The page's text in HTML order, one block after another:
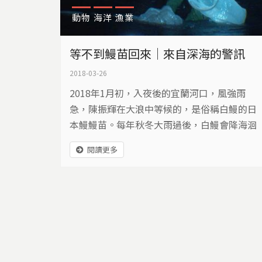
動物 海洋 漁業
等不到鰻苗回來｜來自深海的警訊
2018-03-26
2018年1月初，入夜後的宜蘭河口，風強雨
急，陳振輝在大浪中等候的，是俗稱白鰻的日
本鰻鰻苗。每年秋冬大雨過後，白鰻會降海洄
游三千多公里，到馬里亞納海溝西側海域的深
海產卵。
閱讀更多